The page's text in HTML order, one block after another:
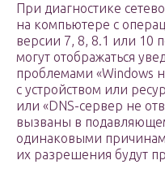
При диагностике
на компьютере с
версии 7, 8, 8.1 или 10
могут отображаться
проблемами «Windows
с устройством или
или «DNS-сервер не
вызваны в
одинаковыми
их разрешения будут